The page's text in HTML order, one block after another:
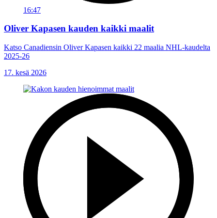
16:47
Oliver Kapasen kauden kaikki maalit
Katso Canadiensin Oliver Kapasen kaikki 22 maalia NHL-kaudelta
2025-26
17. kesä 2026